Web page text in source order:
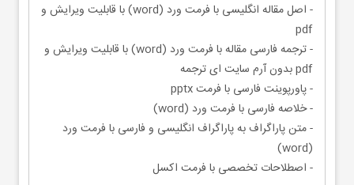
- اصل مقاله انگلیسی با فرمت ورد (word) با قابلیت ویرایش و
pdf
- ترجمه فارسی مقاله با فرمت ورد (word) با قابلیت ویرایش و
pdf بدون آرم سایت ای ترجمه
- پاورپوینت فارسی با فرمت pptx
- خلاصه فارسی با فرمت ورد (word)
- متن پاراگراف به پاراگراف انگلیسی و فارسی با فرمت ورد
(word)
- اصطلاحات تخصصی با فرمت اکسل